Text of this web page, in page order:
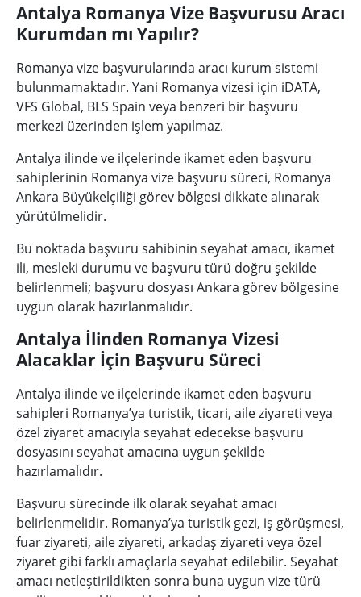
Antalya Romanya Vize Başvurusu Aracı
Kurumdan mı Yapılır?
Romanya vize başvurularında aracı kurum sistemi
bulunmamaktadır. Yani Romanya vizesi için iDATA,
VFS Global, BLS Spain veya benzeri bir başvuru
merkezi üzerinden işlem yapılmaz.
Antalya ilinde ve ilçelerinde ikamet eden başvuru
sahiplerinin Romanya vize başvuru süreci, Romanya
Ankara Büyükelçiliği görev bölgesi dikkate alınarak
yürütülmelidir.
Bu noktada başvuru sahibinin seyahat amacı, ikamet
ili, mesleki durumu ve başvuru türü doğru şekilde
belirlenmeli; başvuru dosyası Ankara görev bölgesine
uygun olarak hazırlanmalıdır.
Antalya İlinden Romanya Vizesi
Alacaklar İçin Başvuru Süreci
Antalya ilinde ve ilçelerinde ikamet eden başvuru
sahipleri Romanya’ya turistik, ticari, aile ziyareti veya
özel ziyaret amacıyla seyahat edecekse başvuru
dosyasını seyahat amacına uygun şekilde
hazırlamalıdır.
Başvuru sürecinde ilk olarak seyahat amacı
belirlenmelidir. Romanya’ya turistik gezi, iş görüşmesi,
fuar ziyareti, aile ziyareti, arkadaş ziyareti veya özel
ziyaret gibi farklı amaçlarla seyahat edilebilir. Seyahat
amacı netleştirildikten sonra buna uygun vize türü